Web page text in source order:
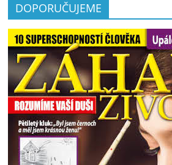
DOPORUČUJEME